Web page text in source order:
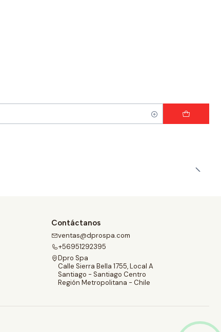
Contáctanos
ventas@dprospa.com
+56951292395
Dpro Spa
Calle Sierra Bella 1755, Local A
Santiago - Santiago Centro
Región Metropolitana - Chile